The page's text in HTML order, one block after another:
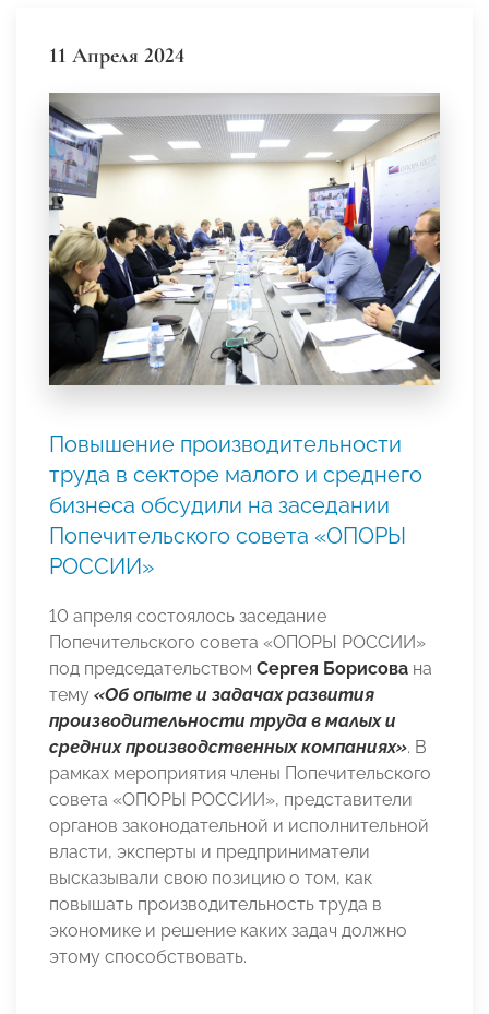
11 Апреля 2024
Повышение производительности
труда в секторе малого и среднего
бизнеса обсудили на заседании
Попечительского совета «ОПОРЫ
РОССИИ»
10 апреля состоялось заседание
Попечительского совета «ОПОРЫ РОССИИ»
под председательством Сергея Борисова на
тему «Об опыте и задачах развития
производительности труда в малых и
средних производственных компаниях». В
рамках мероприятия члены Попечительского
совета «ОПОРЫ РОССИИ», представители
органов законодательной и исполнительной
власти, эксперты и предприниматели
высказывали свою позицию о том, как
повышать производительность труда в
экономике и решение каких задач должно
этому способствовать.